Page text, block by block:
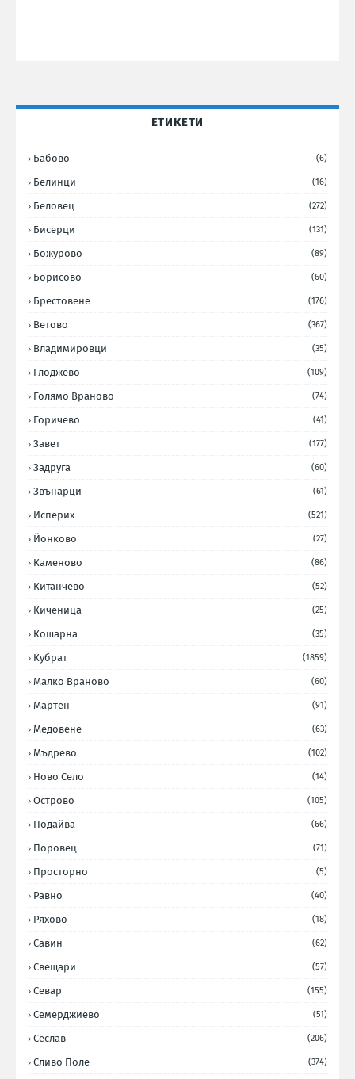
ЕТИКЕТИ
Бабово (6)
Белинци (16)
Беловец (272)
Бисерци (131)
Божурово (89)
Борисово (60)
Брестовене (176)
Ветово (367)
Владимировци (35)
Глоджево (109)
Голямо Враново (74)
Горичево (41)
Завет (177)
Задруга (60)
Звънарци (61)
Исперих (521)
Йонково (27)
Каменово (86)
Китанчево (52)
Киченица (25)
Кошарна (35)
Кубрат (1859)
Малко Враново (60)
Мартен (91)
Медовене (63)
Мъдрево (102)
Ново Село (14)
Острово (105)
Подайва (66)
Поровец (71)
Просторно (5)
Равно (40)
Ряхово (18)
Савин (62)
Свещари (57)
Севар (155)
Семерджиево (51)
Сеслав (206)
Сливо Поле (374)